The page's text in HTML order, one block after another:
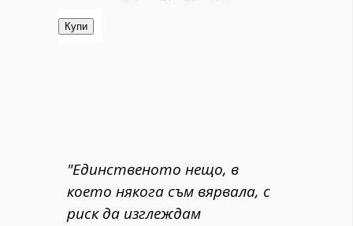
"Единственото нещо, в
което някога съм вярвала, с
риск да изглеждам